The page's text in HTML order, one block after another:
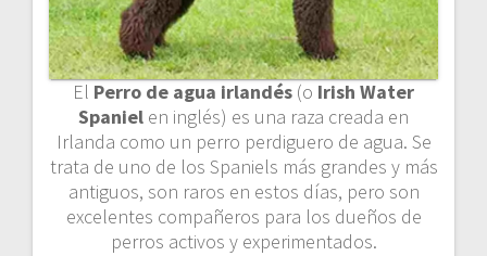
El Perro de agua irlandés (o Irish Water
Spaniel en inglés) es una raza creada en
Irlanda como un perro perdiguero de agua. Se
trata de uno de los Spaniels más grandes y más
antiguos, son raros en estos días, pero son
excelentes compañeros para los dueños de
perros activos y experimentados.